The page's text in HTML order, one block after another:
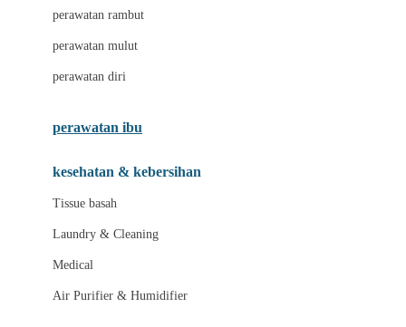
Love To Dream
M
Magformers
Mamaway
Maxi Cosi
Megabloks
Micro
MiDeer
perawatan rambut
perawatan mulut
perawatan diri
perawatan ibu
kesehatan & kebersihan
Tissue basah
Laundry & Cleaning
Medical
Air Purifier & Humidifier